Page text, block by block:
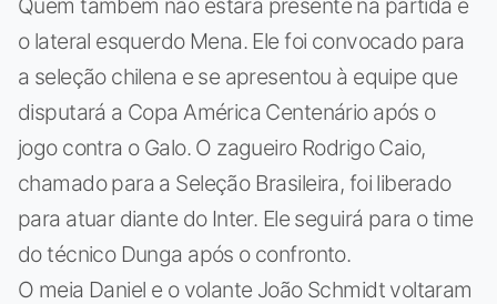
o lateral esquerdo Mena. Ele foi convocado para
a seleção chilena e se apresentou à equipe que
disputará a Copa América Centenário após o
jogo contra o Galo. O zagueiro Rodrigo Caio,
chamado para a Seleção Brasileira, foi liberado
para atuar diante do Inter. Ele seguirá para o time
do técnico Dunga após o confronto.
O meia Daniel e o volante João Schmidt voltaram